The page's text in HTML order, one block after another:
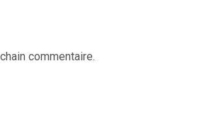
commentaire.